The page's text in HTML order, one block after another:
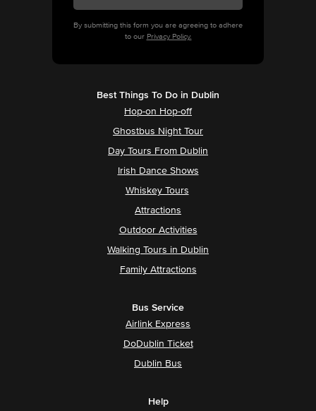
By submitting this form you are agreeing to adhere
to our Privacy Policy.
Best Things To Do in Dublin
Hop-on Hop-off
Ghostbus Night Tour
Day Tours From Dublin
Irish Dance Shows
Whiskey Tours
Attractions
Outdoor Activities
Walking Tours in Dublin
Family Attractions
Bus Service
Airlink Express
DoDublin Ticket
Dublin Bus
Help